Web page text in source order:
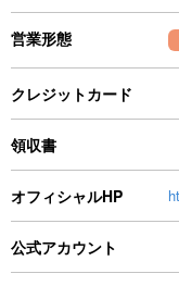
営業形態
クレジットカード
領収書
オフィシャルHP
公式アカウント